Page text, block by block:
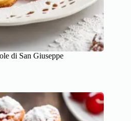
di San Giuseppe